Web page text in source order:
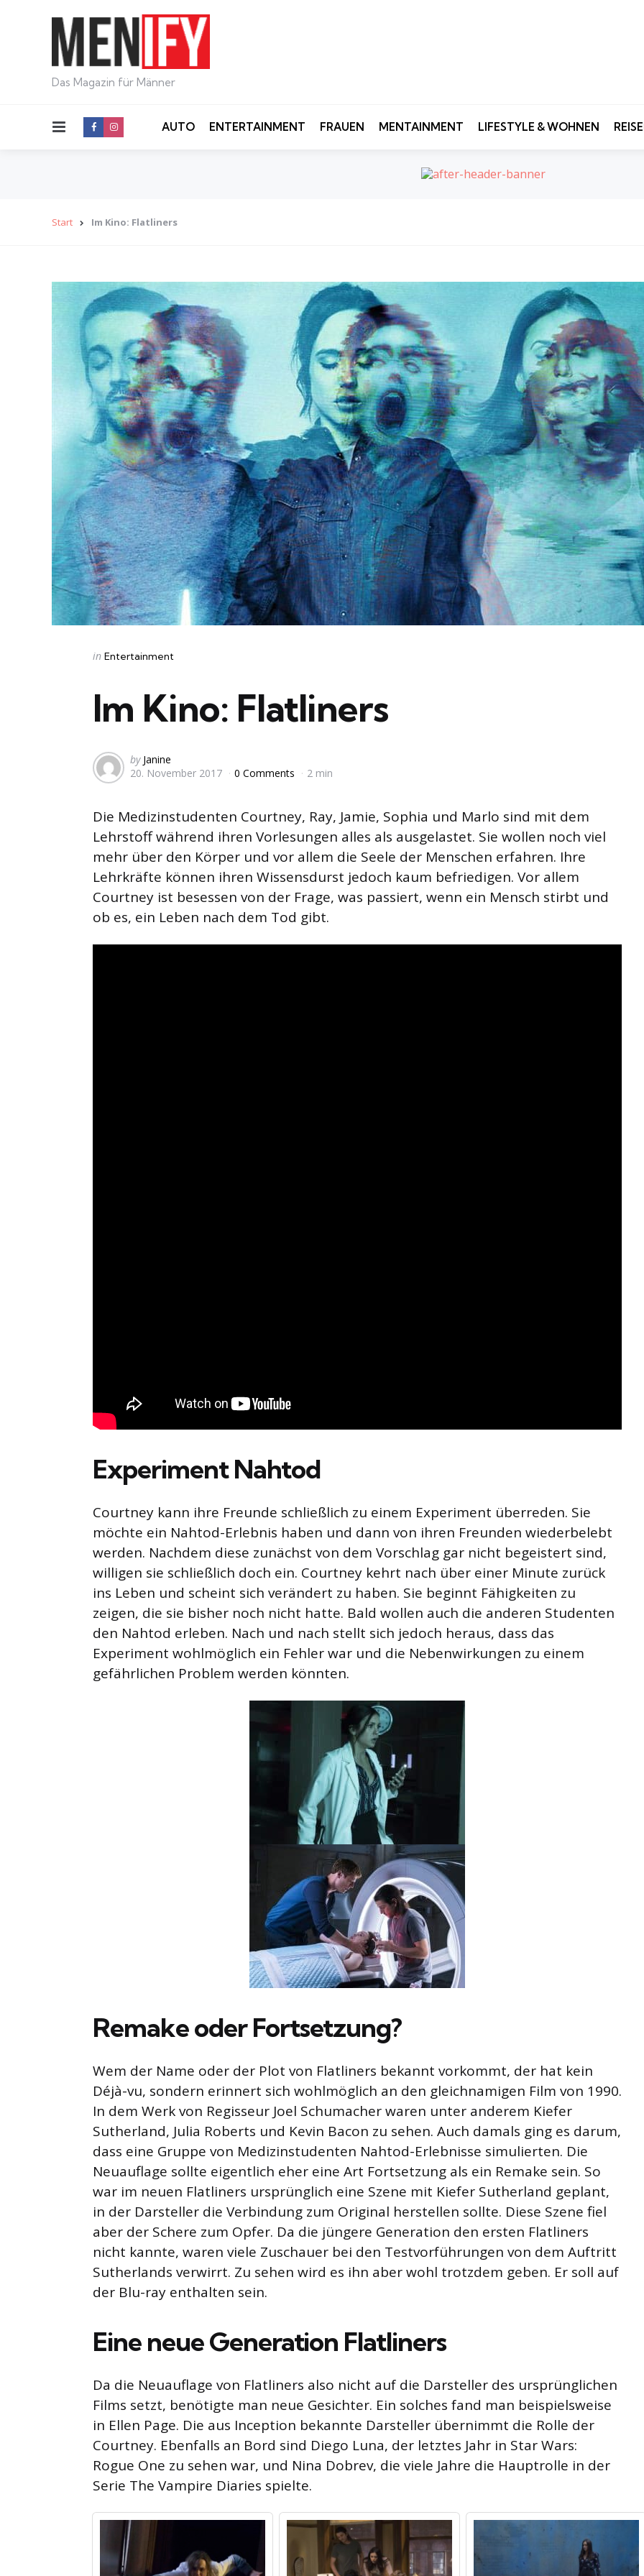
Das Magazin für Männer
Menu AUTO ENTERTAINMENT FRAUEN MENTAINMENT LIFESTYLE & WOHNEN
Start Im Kino: Flatliners
Categories
Posted
in Entertainment
Im Kino: Flatliners
Posted
by
by Janine
20. November 2017
0 Comments 2 min
Die Medizinstudenten Courtney, Ray, Jamie, Sophia und Marlo sind mit dem
Lehrstoff während ihren Vorlesungen alles als ausgelastet. Sie wollen noch viel
mehr über den Körper und vor allem die Seele der Menschen erfahren. Ihre
Lehrkräfte können ihren Wissensdurst jedoch kaum befriedigen. Vor allem
Courtney ist besessen von der Frage, was passiert, wenn ein Mensch stirbt und
ob es, ein Leben nach dem Tod gibt.
Experiment Nahtod
Courtney kann ihre Freunde schließlich zu einem Experiment überreden. Sie
möchte ein Nahtod-Erlebnis haben und dann von ihren Freunden wiederbelebt
werden. Nachdem diese zunächst von dem Vorschlag gar nicht begeistert sind,
willigen sie schließlich doch ein. Courtney kehrt nach über einer Minute zurück
ins Leben und scheint sich verändert zu haben. Sie beginnt Fähigkeiten zu
zeigen, die sie bisher noch nicht hatte. Bald wollen auch die anderen Studenten
den Nahtod erleben. Nach und nach stellt sich jedoch heraus, dass das
Experiment wohlmöglich ein Fehler war und die Nebenwirkungen zu einem
gefährlichen Problem werden könnten.
Remake oder Fortsetzung?
Wem der Name oder der Plot von Flatliners bekannt vorkommt, der hat kein
Déjà-vu, sondern erinnert sich wohlmöglich an den gleichnamigen Film von 1990.
In dem Werk von Regisseur Joel Schumacher waren unter anderem Kiefer
Sutherland, Julia Roberts und Kevin Bacon zu sehen. Auch damals ging es darum,
dass eine Gruppe von Medizinstudenten Nahtod-Erlebnisse simulierten. Die
Neuauflage sollte eigentlich eher eine Art Fortsetzung als ein Remake sein. So
war im neuen Flatliners ursprünglich eine Szene mit Kiefer Sutherland geplant,
in der Darsteller die Verbindung zum Original herstellen sollte. Diese Szene fiel
aber der Schere zum Opfer. Da die jüngere Generation den ersten Flatliners
nicht kannte, waren viele Zuschauer bei den Testvorführungen von dem Auftritt
Sutherlands verwirrt. Zu sehen wird es ihn aber wohl trotzdem geben. Er soll auf
der Blu-ray enthalten sein.
Eine neue Generation Flatliners
Da die Neuauflage von Flatliners also nicht auf die Darsteller des ursprünglichen
Films setzt, benötigte man neue Gesichter. Ein solches fand man beispielsweise
in Ellen Page. Die aus Inception bekannte Darsteller übernimmt die Rolle der
Courtney. Ebenfalls an Bord sind Diego Luna, der letztes Jahr in Star Wars:
Rogue One zu sehen war, und Nina Dobrev, die viele Jahre die Hauptrolle in der
Serie The Vampire Diaries spielte.